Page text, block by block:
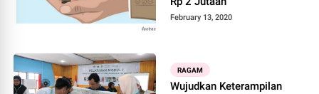
February 13, 2020
RAGAM
Wujudkan Keterampilan